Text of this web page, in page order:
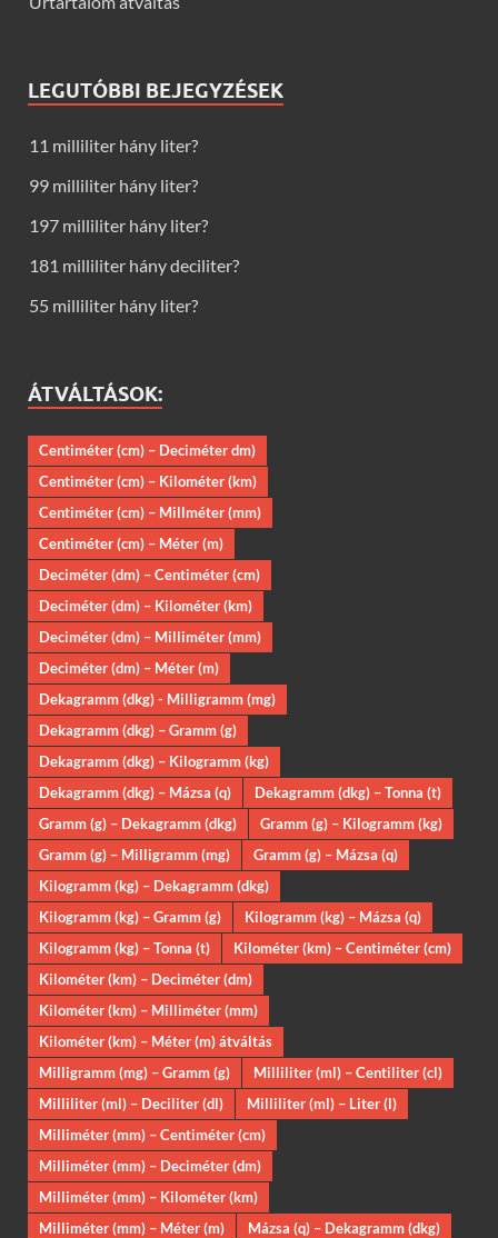
LEGUTÓBBI BEJEGYZÉSEK
11 milliliter hány liter?
99 milliliter hány liter?
197 milliliter hány liter?
181 milliliter hány deciliter?
55 milliliter hány liter?
ÁTVÁLTÁSOK:
Centiméter (cm) – Deciméter dm)
Centiméter (cm) – Kilométer (km)
Centiméter (cm) – Millméter (mm)
Centiméter (cm) – Méter (m)
Deciméter (dm) – Centiméter (cm)
Deciméter (dm) – Kilométer (km)
Deciméter (dm) – Milliméter (mm)
Deciméter (dm) – Méter (m)
Dekagramm (dkg) - Milligramm (mg)
Dekagramm (dkg) – Gramm (g)
Dekagramm (dkg) – Kilogramm (kg)
Dekagramm (dkg) – Mázsa (q)
Dekagramm (dkg) – Tonna (t)
Gramm (g) – Dekagramm (dkg)
Gramm (g) – Kilogramm (kg)
Gramm (g) – Milligramm (mg)
Gramm (g) – Mázsa (q)
Kilogramm (kg) – Dekagramm (dkg)
Kilogramm (kg) – Gramm (g)
Kilogramm (kg) – Mázsa (q)
Kilogramm (kg) – Tonna (t)
Kilométer (km) – Centiméter (cm)
Kilométer (km) – Deciméter (dm)
Kilométer (km) – Milliméter (mm)
Kilométer (km) – Méter (m) átváltás
Milligramm (mg) – Gramm (g)
Milliliter (ml) – Centiliter (cl)
Milliliter (ml) – Deciliter (dl)
Milliliter (ml) – Liter (l)
Milliméter (mm) – Centiméter (cm)
Milliméter (mm) – Deciméter (dm)
Milliméter (mm) – Kilométer (km)
Milliméter (mm) – Méter (m)
Mázsa (q) – Dekagramm (dkg)